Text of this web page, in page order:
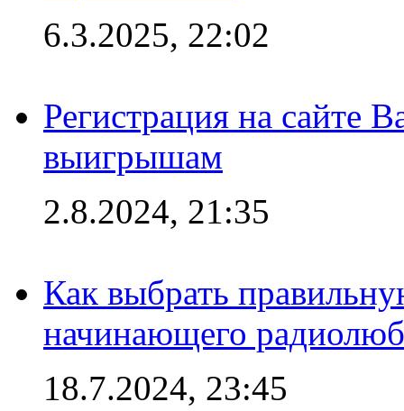
6.3.2025, 22:02
Регистрация на сайте
выигрышам
2.8.2024, 21:35
Как выбрать
начинающего
18.7.2024, 23:45